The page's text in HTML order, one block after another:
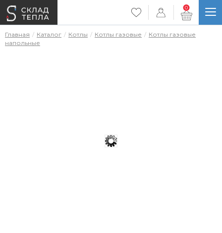
0
Главная Каталог Котлы Котлы газовые
Котлы газовые
напольные